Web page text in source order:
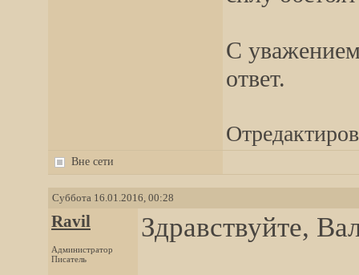
С
ответ.
Вне сети
Суббота 16.01.2016, 00:28
Ravil
Администратор
Писатель
Здравствуйте,